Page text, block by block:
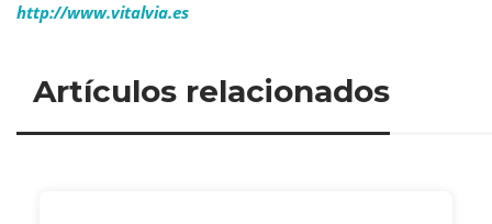
http://www.vitalvia.es
Artículos relacionados